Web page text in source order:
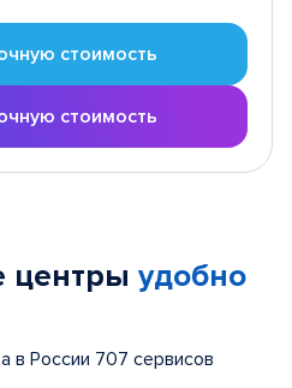
стоимость
стоимость
центры удобно
в России 707 сервисов